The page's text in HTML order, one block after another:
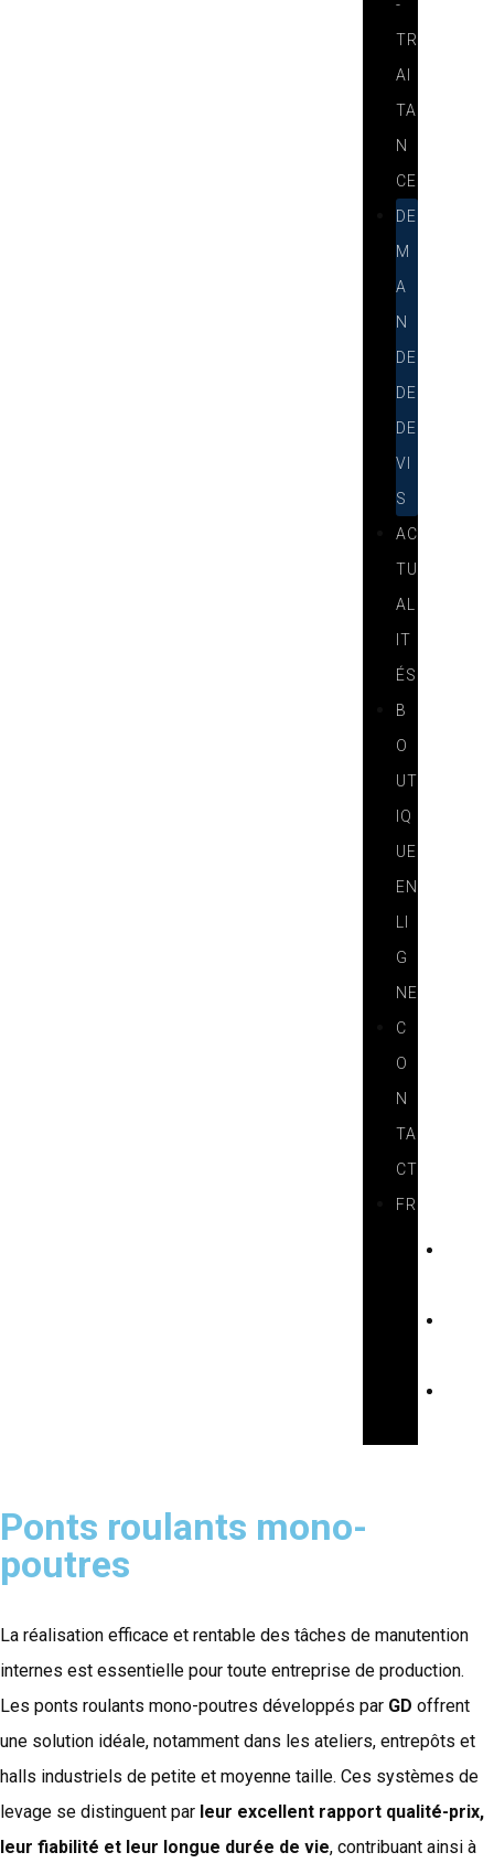
-
TR
AI
TA
N
CE
DE
M
A
N
DE
DE
DE
VI
S
AC
TU
AL
IT
ÉS
B
O
UT
IQ
UE
EN
G
NE
C
O
N
TA
CT
FR
Ponts roulants mono-
poutres
La réalisation efficace et rentable des tâches de manutention
internes est essentielle pour toute entreprise de production.
Les ponts roulants mono-poutres développés par GD offrent
une solution idéale, notamment dans les ateliers, entrepôts et
halls industriels de petite et moyenne taille. Ces systèmes de
levage se distinguent par leur excellent rapport qualité-prix,
leur fiabilité et leur longue durée de vie, contribuant ainsi à